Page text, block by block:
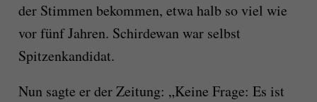
der Stimmen bekommen, etwa halb so viel wie
vor fünf Jahren. Schirdewan war selbst
Spitzenkandidat.
Nun sagte er der Zeitung: „Keine Frage: Es ist